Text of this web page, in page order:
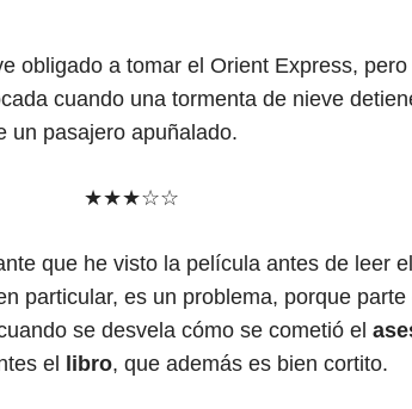
obligado a tomar el Orient Express, pero
cuando una tormenta de nieve
un pasajero apuñalado.
★★★☆☆
que he visto la película antes de leer el
particular, es un problema, porque parte
se desvela cómo se cometió el
el
libro, que además es bien cortito.